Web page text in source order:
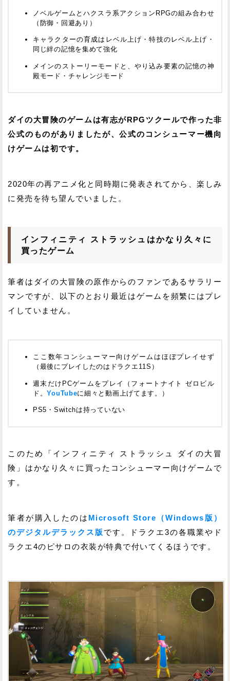
ノベルゲームとハクスラ系アクションRPGの組み合わせ
（防御・回避あり）
キャラクターの育成はレベル上げ・特技のレベル上げ・
同じ絆の記憶を集めて強化
メインのストーリーモードと、やり込み要素の記憶の神
殿モード・チャレンジモード
ダイの大冒険のゲームは有志がRPGツクールで作った非
公式のものがありましたが、公式のコンシューマー機向
けゲームは初です。
2020年の再アニメ化と同時期に発表されてから、楽しみ
に発売を待ち望んでいました。
インフィニティ ストラッシュはかなり久々に
買ったゲーム
筆者はダイの大冒険の原作からのファンであるサラリー
マンですが、以下のとおり最近はゲームを頻繁にはプレ
イしていません。
ここ数年コンシューマー向けゲームはほぼプレイせず
（最後にプレイしたのはドラクエ11S）
週末だけPCゲームをプレイ（フォートナイト ゼロビル
ド。YouTubeに細々と動画上げてます。）
PS5・Switchは持っていない
このため「インフィニティ ストラッシュ ダイの大冒
険」はかなり久々に買ったコンシューマー向けゲームで
す。
筆者が購入したのは Microsoft Store（Windows版）
のデジタルデラックス版 です。ドラクエ3の各職業やド
ラクエ4のピサロの衣装が特典で付いてくるほうです。